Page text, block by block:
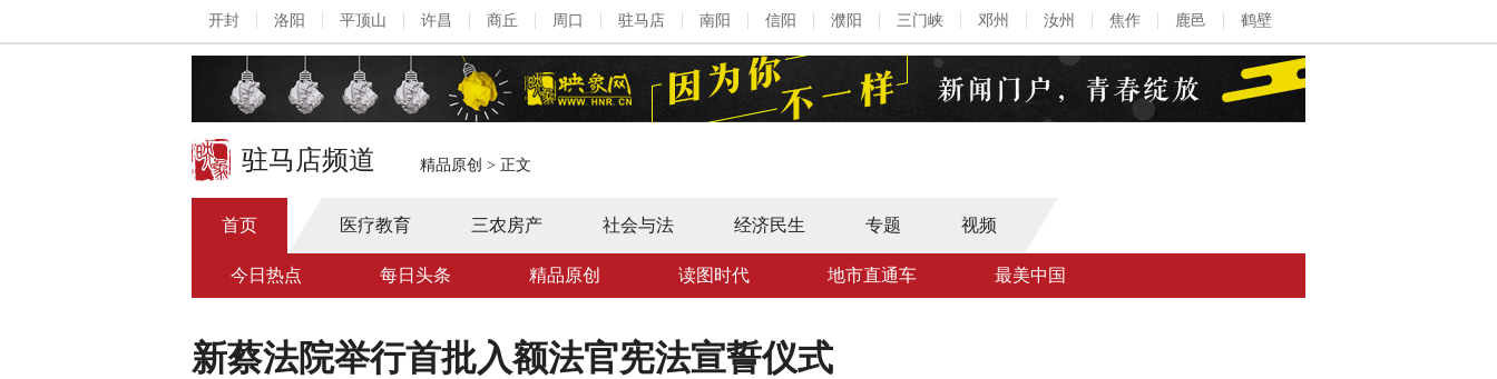
开封 洛阳 平顶山 许昌 商丘 周口 驻马店 南阳 信阳 濮阳 三门峡 邓州 汝州 焦作 鹿邑 鹤壁
驻马店频道 精品原创 > 正文
首页 医疗教育 三农房产 社会与法 经济民生 专题 视频
今日热点 每日头条 精品原创 读图时代 地市直通车 最美中国
新蔡法院举行首批入额法官宪法宣誓仪式